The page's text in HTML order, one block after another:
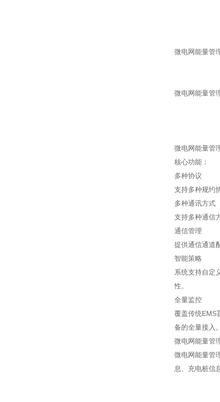
微电网能量管
微电网能量管
微电网能量管
核心功能：
多种协议
支持多种规约
多种通讯方式
支持多种通信
通信管理
提供通信通道
智能策略
系统支持自定
性。
全量监控
覆盖传统EMS
备的全量接入
微电网能量管
微电网能量管
息、充电桩信